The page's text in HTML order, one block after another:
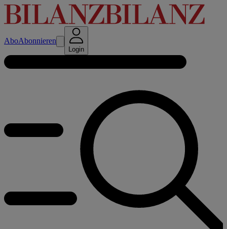
AboAbonnieren
Login